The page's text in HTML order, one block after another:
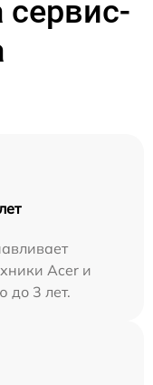
Acer и
до 3 лет.